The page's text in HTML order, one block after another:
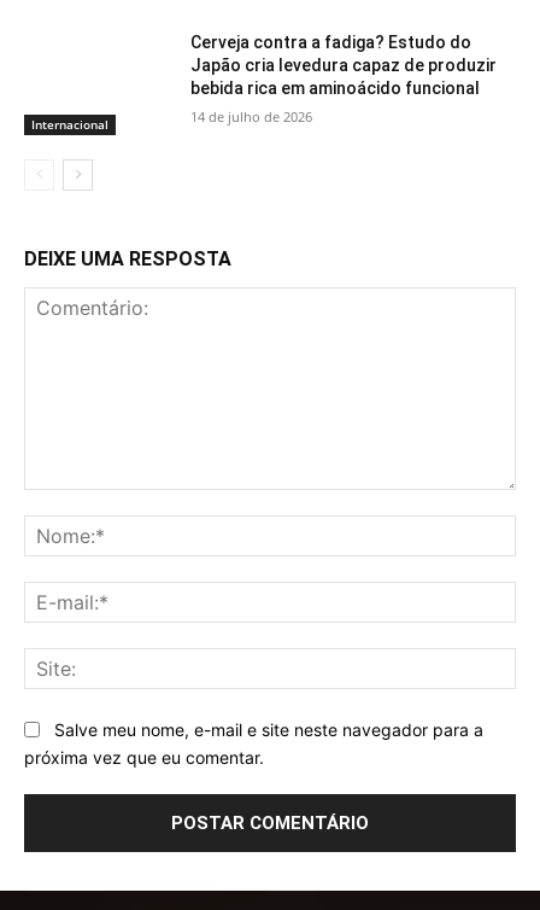
Internacional
Cerveja contra a fadiga? Estudo do
Japão cria levedura capaz de produzir
bebida rica em aminoácido funcional
14 de julho de 2026
DEIXE UMA RESPOSTA
Salve meu nome, e-mail e site neste navegador para a
próxima vez que eu comentar.